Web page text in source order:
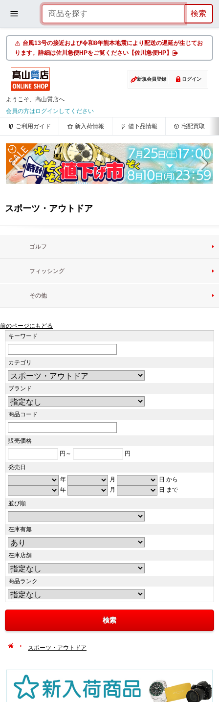
台風13号の接近および令和8年熊本地震により配送の遅延が生じてお
ります。詳細は佐川急便HPをご覧ください【佐川急便HP】
新規会員登録 ログイン
ようこそ、高山質店へ
会員の方はログインしてください
ご利用ガイド 新入荷情報 値下品情報 宅配買取
スポーツ・アウトドア
ゴルフ
フィッシング
その他
前のページにもどる
キーワード
カテゴリ
ブランド
商品コード
販売価格
円～
円
発売日
年
月
日 から
年
月
日 まで
並び順
在庫有無
在庫店舗
商品ランク
スポーツ・アウトドア